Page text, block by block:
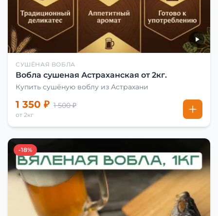
СУШЁНАЯ ВОБЛА
Вобла сушеная Астраханская от 2кг.
Купить сушёную воблу из Астрахани
1 350 ₽ 1 500 ₽
от 2кг
-18%